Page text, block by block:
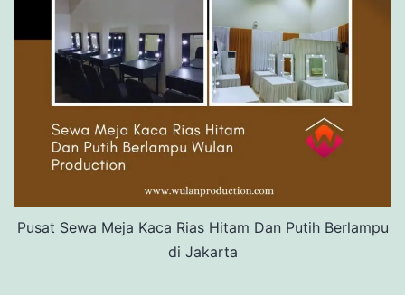
Pusat Sewa Meja Kaca Rias Hitam Dan Putih Berlampu
di Jakarta